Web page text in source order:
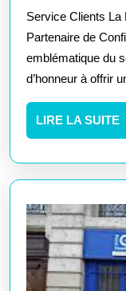
Service Clients La
Partenaire de
emblématique du
d’honneur à offrir
LIRE LA SUITE